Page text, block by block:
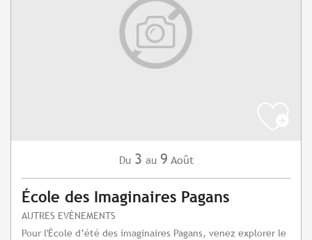
Du 3 au 9 Août
École des Imaginaires Pagans
AUTRES EVÈNEMENTS
Pour l'École d’été des imaginaires Pagans, venez explorer le